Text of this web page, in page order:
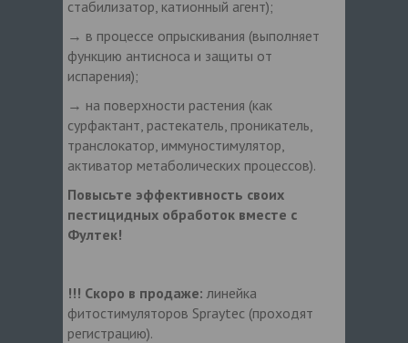
стабилизатор, катионный агент);
→ в процессе опрыскивания (выполняет
функцию антисноса и защиты от
испарения);
→ на поверхности растения (как
сурфактант, растекатель, проникатель,
транслокатор, иммуностимулятор,
активатор метаболических процессов).
Повысьте эффективность своих
пестицидных обработок вместе с
Фултек!
!!! Скоро в продаже: линейка
фитостимуляторов Spraytec (проходят
регистрацию).